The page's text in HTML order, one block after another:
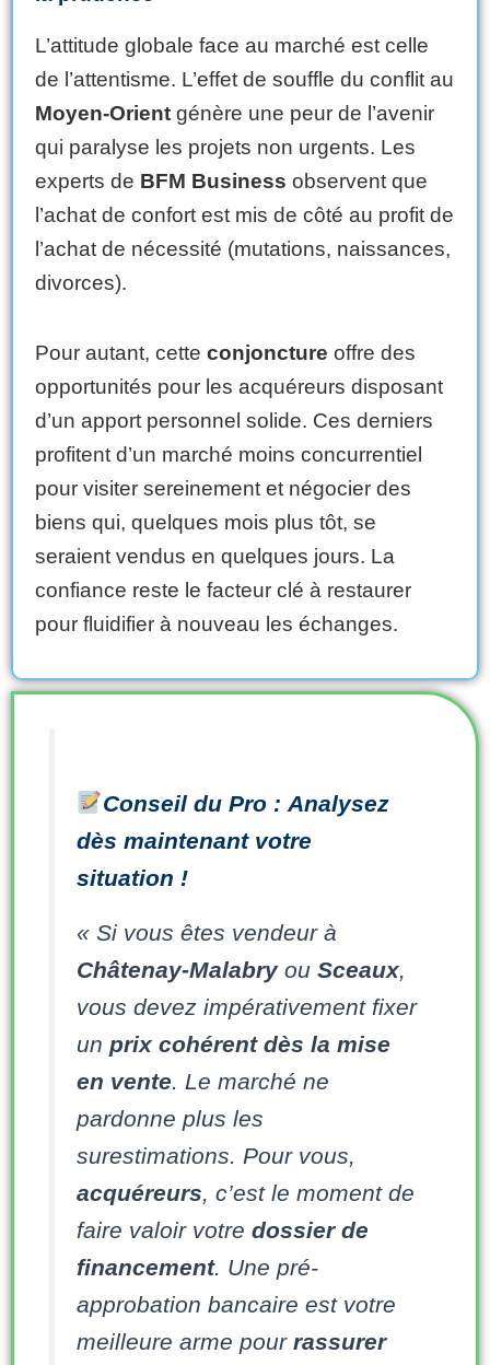
L’attitude globale face au marché est celle
de l’attentisme. L’effet de souffle du conflit au
Moyen-Orient génère une peur de l’avenir
qui paralyse les projets non urgents. Les
experts de BFM Business observent que
l’achat de confort est mis de côté au profit de
l’achat de nécessité (mutations, naissances,
divorces).
Pour autant, cette conjoncture offre des
opportunités pour les acquéreurs disposant
d’un apport personnel solide. Ces derniers
profitent d’un marché moins concurrentiel
pour visiter sereinement et négocier des
biens qui, quelques mois plus tôt, se
seraient vendus en quelques jours. La
confiance reste le facteur clé à restaurer
pour fluidifier à nouveau les échanges.
Conseil du Pro : Analysez
dès maintenant votre
situation !
« Si vous êtes vendeur à
Châtenay-Malabryou Sceaux,
vous devez impérativement fixer
un prix cohérent dès la mise
en vente. Le marché ne
pardonne plus les
surestimations. Pour vous,
acquéreurs, c’est le moment de
faire valoir votre dossier de
financement. Une pré-
approbation bancaire est votre
meilleure arme pour rassurer